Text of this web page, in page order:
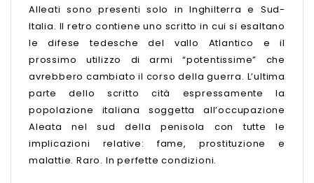
Alleati sono presenti solo in Inghilterra e Sud-
Italia. Il retro contiene uno scritto in cui si esaltano
le difese tedesche del vallo Atlantico e il
prossimo utilizzo di armi “potentissime” che
avrebbero cambiato il corso della guerra. L’ultima
parte dello scritto cità espressamente la
popolazione italiana soggetta all’occupazione
Aleata nel sud della penisola con tutte le
implicazioni relative: fame, prostituzione e
malattie. Raro. In perfette condizioni.